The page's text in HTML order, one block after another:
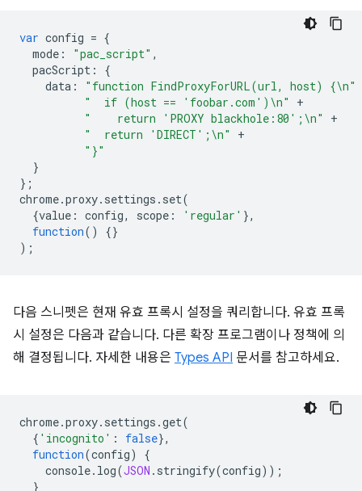
var config = {
mode : "pac_script" ,
pacScript :
{
data :
"function FindProxyForURL(url, host) {\n"
"  if (host == 'foobar.com')\n"
+
"    return 'PROXY blackhole:80';\n"
+
"  return 'DIRECT';\n"
+
"}"
}
};
chrome.proxy. settings . set(
{value : config, scope : 'regular' },
function()
{}
);
다음 스니펫은 현재 유효 프록시 설정을 쿼리합니다. 유효 프록
시 설정은 다음과 같습니다. 다른 확장 프로그램이나 정책에 의
해 결정됩니다. 자세한 내용은 Types API 문서를 참고하세요.
chrome.proxy. settings .get(
{ 'incognito' : false},
function(config)
{
console. log(JSON . stringify(config));
}